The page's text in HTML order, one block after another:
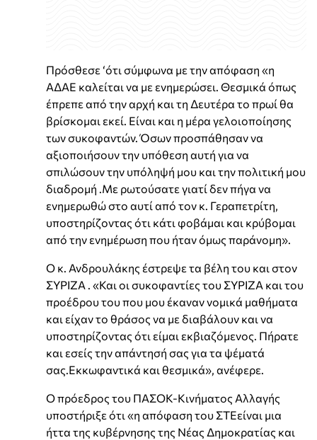
Πρόσθεσε ‘ότι σύμφωνα με την απόφαση «η
ΑΔΑΕ καλείται να με ενημερώσει. Θεσμικά όπως
έπρεπε από την αρχή και τη Δευτέρα το πρωί θα
βρίσκομαι εκεί. Είναι και η μέρα γελοιοποίησης
των συκοφαντών. Όσων προσπάθησαν να
αξιοποιήσουν την υπόθεση αυτή για να
σπιλώσουν την υπόληψή μου και την πολιτική μου
διαδρομή .Με ρωτούσατε γιατί δεν πήγα να
ενημερωθώ στο αυτί από τον κ. Γεραπετρίτη,
υποστηρίζοντας ότι κάτι φοβάμαι και κρύβομαι
από την ενημέρωση που ήταν όμως παράνομη».
Ο κ. Ανδρουλάκης έστρεψε τα βέλη του και στον
ΣΥΡΙΖΑ . «Και οι συκοφαντίες του ΣΥΡΙΖΑ και του
προέδρου του που μου έκαναν νομικά μαθήματα
και είχαν το θράσος να με διαβάλουν και να
υποστηρίζοντας ότι είμαι εκβιαζόμενος. Πήρατε
και εσείς την απάντησή σας για τα ψέματά
σας.Εκκωφαντικά και θεσμικά», ανέφερε.
Ο πρόεδρος του ΠΑΣΟΚ-Κινήματος Αλλαγής
υποστήριξε ότι «η απόφαση του ΣΤΕείναι μια
ήττα της κυβέρνησης της Νέας Δημοκρατίας και